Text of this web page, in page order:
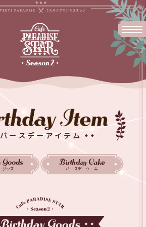
バースデーアイテム
グッズ
Birthday Cake
バースデーケーキ